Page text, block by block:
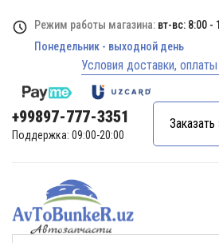
Режим работы магазина: вт-вс: 8:00 -
Понедельник - выходной день
Условия доставки,
+99897-777-3351
Поддержка: 09:00-20:00
Заказать